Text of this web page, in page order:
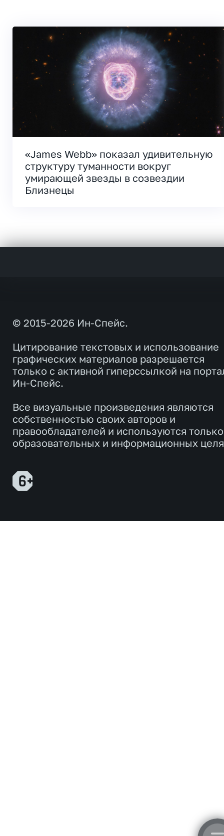
«James Webb» показал удивительную
структуру туманности вокруг
умирающей звезды в созвездии
Близнецы
© 2015-2026 Ин-Спейс.
Цитирование текстовых и использование
графических материалов разрешается
только с активной гиперссылкой на
Ин-Спейс.
Все визуальные произведения являются
собственностью своих авторов и
правообладателей и используются
образовательных и информационных